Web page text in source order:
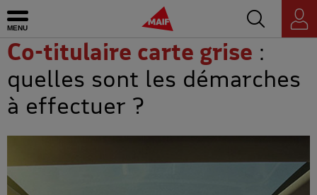
Ouvrir le menu MAIF - Allez à l'accueil de maif.fr
Accédez au
Espace
personnel
Co-titulaire carte grise :
quelles sont les démarches
à effectuer ?